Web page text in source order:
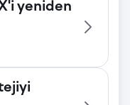
yeniden
yaşam